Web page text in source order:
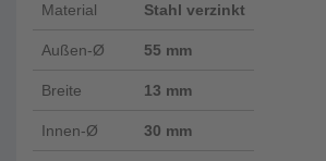
Material Stahl verzinkt
Außen-Ø 55 mm
Breite 13 mm
Innen-Ø 30 mm